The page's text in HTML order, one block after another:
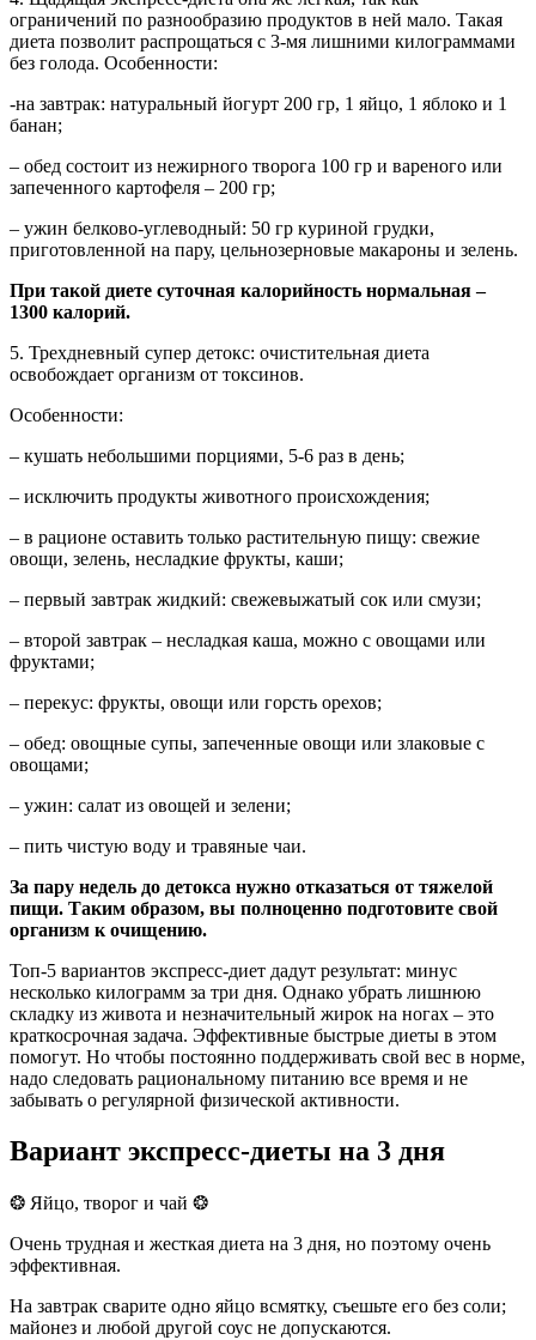
ограничений по разнообразию продуктов в ней мало. Такая
диета позволит распрощаться с 3-мя лишними килограммами
без голода. Особенности:
-на завтрак: натуральный йогурт 200 гр, 1 яйцо, 1 яблоко и 1
банан;
– обед состоит из нежирного творога 100 гр и вареного или
запеченного картофеля – 200 гр;
– ужин белково-углеводный: 50 гр куриной грудки,
приготовленной на пару, цельнозерновые макароны и зелень.
При такой диете суточная калорийность нормальная –
1300 калорий.
5. Трехдневный супер детокс: очистительная диета
освобождает организм от токсинов.
Особенности:
– кушать небольшими порциями, 5-6 раз в день;
– исключить продукты животного происхождения;
– в рационе оставить только растительную пищу: свежие
овощи, зелень, несладкие фрукты, каши;
– первый завтрак жидкий: свежевыжатый сок или смузи;
– второй завтрак – несладкая каша, можно с овощами или
фруктами;
– перекус: фрукты, овощи или горсть орехов;
– обед: овощные супы, запеченные овощи или злаковые с
овощами;
– ужин: салат из овощей и зелени;
– пить чистую воду и травяные чаи.
За пару недель до детокса нужно отказаться от тяжелой
пищи. Таким образом, вы полноценно подготовите свой
организм к очищению.
Топ-5 вариантов экспресс-диет дадут результат: минус
несколько килограмм за три дня. Однако убрать лишнюю
складку из живота и незначительный жирок на ногах – это
краткосрочная задача. Эффективные быстрые диеты в этом
помогут. Но чтобы постоянно поддерживать свой вес в норме,
надо следовать рациональному питанию все время и не
забывать о регулярной физической активности.
Вариант экспресс-диеты на 3 дня
❂ Яйцо, творог и чай ❂
Очень трудная и жесткая диета на 3 дня, но поэтому очень
эффективная.
На завтрак сварите одно яйцо всмятку, съешьте его без соли;
майонез и любой другой соус не допускаются.